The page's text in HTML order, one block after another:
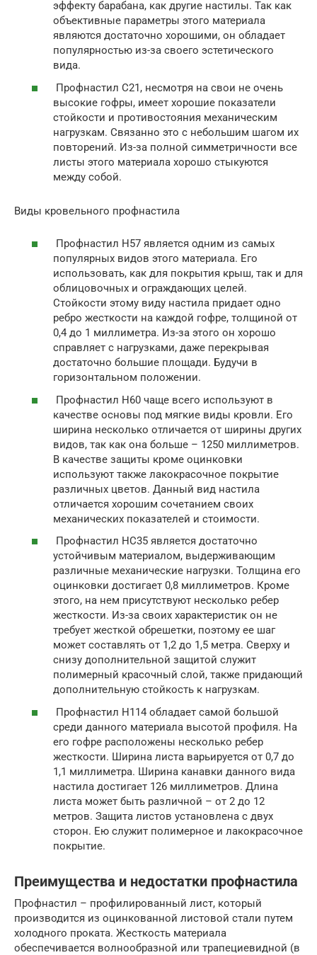
эффекту барабана, как другие настилы. Так как
объективные параметры этого материала
являются достаточно хорошими, он обладает
популярностью из-за своего эстетического
вида.
Профнастил С21, несмотря на свои не очень
высокие гофры, имеет хорошие показатели
стойкости и противостояния механическим
нагрузкам. Связанно это с небольшим шагом их
повторений. Из-за полной симметричности все
листы этого материала хорошо стыкуются
между собой.
Виды кровельного профнастила
Профнастил Н57 является одним из самых
популярных видов этого материала. Его
использовать, как для покрытия крыш, так и для
облицовочных и ограждающих целей.
Стойкости этому виду настила придает одно
ребро жесткости на каждой гофре, толщиной от
0,4 до 1 миллиметра. Из-за этого он хорошо
справляет с нагрузками, даже перекрывая
достаточно большие площади. Будучи в
горизонтальном положении.
Профнастил Н60 чаще всего используют в
качестве основы под мягкие виды кровли. Его
ширина несколько отличается от ширины других
видов, так как она больше – 1250 миллиметров.
В качестве защиты кроме оцинковки
используют также лакокрасочное покрытие
различных цветов. Данный вид настила
отличается хорошим сочетанием своих
механических показателей и стоимости.
Профнастил НС35 является достаточно
устойчивым материалом, выдерживающим
различные механические нагрузки. Толщина его
оцинковки достигает 0,8 миллиметров. Кроме
этого, на нем присутствуют несколько ребер
жесткости. Из-за своих характеристик он не
требует жесткой обрешетки, поэтому ее шаг
может составлять от 1,2 до 1,5 метра. Сверху и
снизу дополнительной защитой служит
полимерный красочный слой, также придающий
дополнительную стойкость к нагрузкам.
Профнастил Н114 обладает самой большой
среди данного материала высотой профиля. На
его гофре расположены несколько ребер
жесткости. Ширина листа варьируется от 0,7 до
1,1 миллиметра. Ширина канавки данного вида
настила достигает 126 миллиметров. Длина
листа может быть различной – от 2 до 12
метров. Защита листов установлена с двух
сторон. Ею служит полимерное и лакокрасочное
покрытие.
Преимущества и недостатки профнастила
Профнастил – профилированный лист, который
производится из оцинкованной листовой стали путем
холодного проката. Жесткость материала
обеспечивается волнообразной или трапециевидной (в